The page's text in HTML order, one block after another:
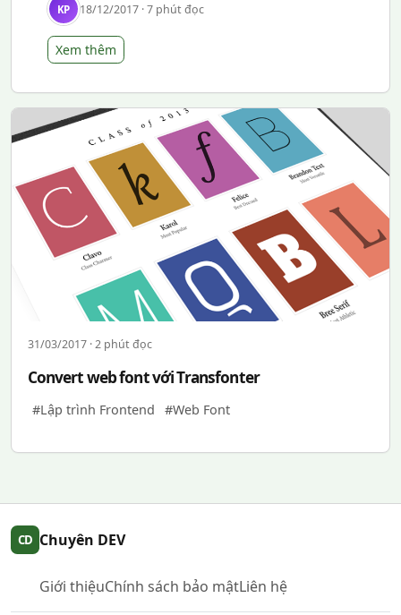
KP 18/12/2017 · 7 phút đọc
Xem thêm
31/03/2017 · 2 phút đọc
Convert web font với Transfonter
#Lập trình Frontend #Web Font
CD Chuyên DEV
Giới thiệuChính sách bảo mậtLiên hệ